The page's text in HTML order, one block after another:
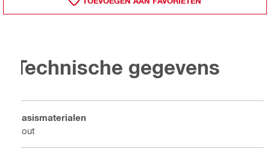
Technische gegevens
Basismaterialen
Hout